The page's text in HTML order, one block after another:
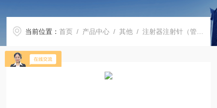
当前位置：首页 / 产品中心 /其他 /注射器注射针（管）测试仪